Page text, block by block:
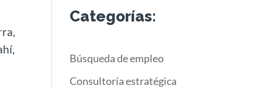
Categorías:
Búsqueda de empleo
Consultoría estratégica